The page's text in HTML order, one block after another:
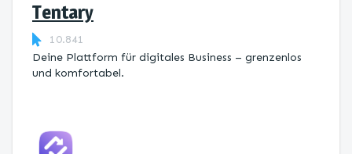
Tentary
10.841
Deine Plattform für digitales Business – grenzenlos
und komfortabel.